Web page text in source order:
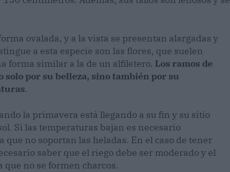
ovalada, y a la vista se presentan alargadas y
a esta especie son las flores, que suelen
forma similar a la de un alfiletero. Los ramos de
por su belleza, sino también por su
.
la primavera está llegando a su fin y su sitio
Si las temperaturas bajan es necesario
no soportan las heladas. En el caso de tener
saber que el riego debe ser moderado y el
no se formen charcos.